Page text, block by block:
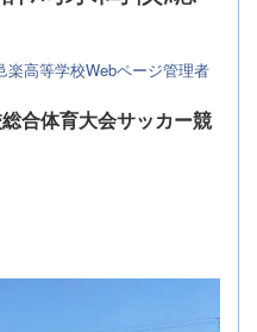
楽高等学校Webページ管理者
合体育大会サッカー競